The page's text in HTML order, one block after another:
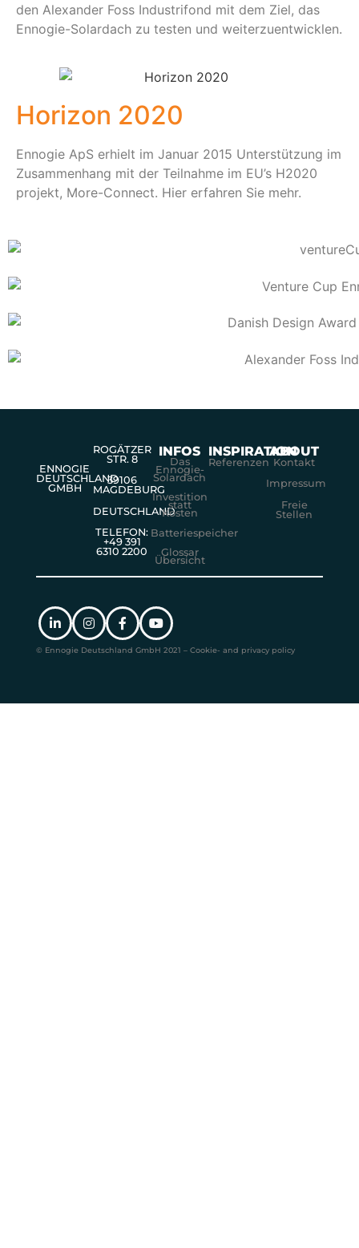
den Alexander Foss Industrifond mit dem Ziel, das
Ennogie-Solardach zu testen und weiterzuentwicklen.
Horizon 2020
Ennogie ApS erhielt im Januar 2015 Unterstützung im
Zusammenhang mit der Teilnahme im EU’s H2020
projekt, More-Connect. Hier erfahren Sie mehr.
ENNOGIE
DEUTSCHLAND
GMBH
ROGÄTZER
STR. 8
39106
MAGDEBURG
DEUTSCHLAND
TELEFON:
+49 391
6310 2200
INFOS
Das
Ennogie-
Solardach
Investition
statt
Kosten
Batteriespeicher
Glossar
Übersicht
INSPIRATION
Referenzen
ABOUT
Kontakt
Impressum
Freie
Stellen
© Ennogie Deutschland GmbH 2021 – Cookie- and privacy policy